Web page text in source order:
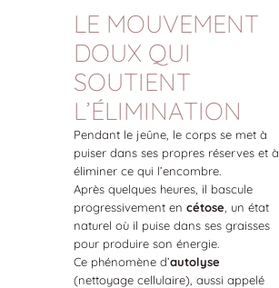
LE MOUVEMENT
DOUX QUI
SOUTIENT
L’ÉLIMINATION
Pendant le jeûne, le corps se met à
puiser dans ses propres réserves et à
éliminer ce qui l’encombre.
Après quelques heures, il bascule
progressivement en cétose , un état
naturel où il puise dans ses graisses
pour produire son énergie.
Ce phénomène d’autolyse
(nettoyage cellulaire), aussi appelé